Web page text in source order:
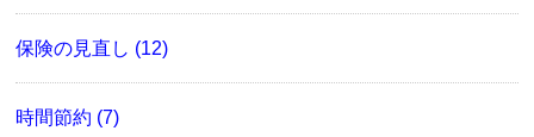
保険の見直し (12)
時間節約 (7)